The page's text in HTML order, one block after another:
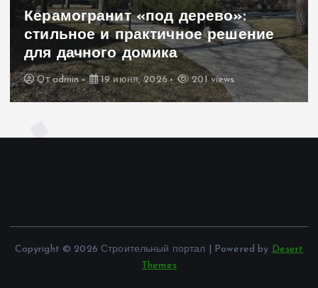
Керамогранит «под дерево»:
стильное и практичное решение
для дачного домика
Отadmin 19 июня, 2026 201 views
Copyright © 2026 Строительный портал | Powered by Desert
Themes